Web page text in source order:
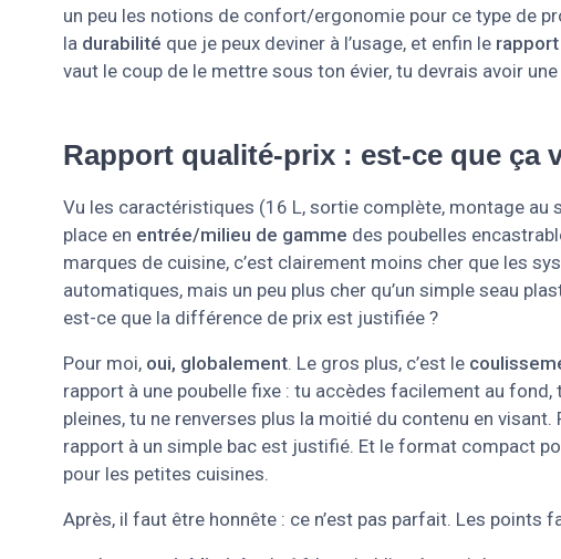
un peu les notions de confort/ergonomie pour ce type de
la durabilité que je peux deviner à l’usage, et enfin le
vaut le coup de le mettre sous ton évier, tu devrais avoir
Rapport qualité-prix : est-ce que ça
Vu les caractéristiques (16 L, sortie complète, montage au
place en entrée/milieu de gamme des poubelles
marques de cuisine, c’est clairement moins cher que les
automatiques, mais un peu plus cher qu’un simple seau
est-ce que la différence de prix est justifiée ?
Pour moi, oui, globalement. Le gros plus, c’est le
rapport à une poubelle fixe : tu accèdes facilement au
pleines, tu ne renverses plus la moitié du contenu en
rapport à un simple bac est justifié. Et le format compact
pour les petites cuisines.
Après, il faut être honnête : ce n’est pas parfait. Les points